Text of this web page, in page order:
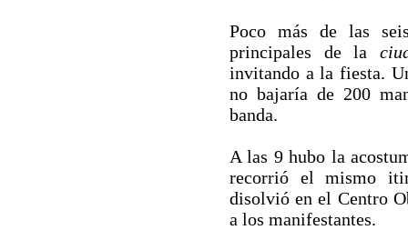
Poco más de las
principales de la
invitando a la fiesta.
no bajaría de 200
banda.
A las 9 hubo la
recorrió el mismo
disolvió en el Centro
a los manifestantes.